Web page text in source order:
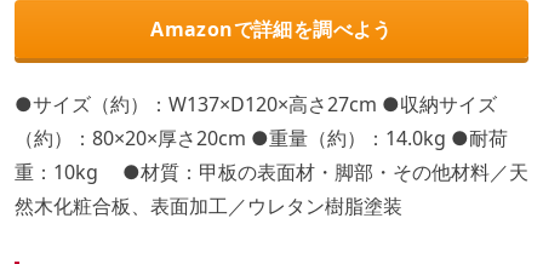
Amazonで詳細を調べよう
●サイズ（約）：W137×D120×高さ27cm ●収納サイズ
（約）：80×20×厚さ20cm ●重量（約）：14.0kg ●耐荷
重：10kg ●材質：甲板の表面材・脚部・その他材料／天
然木化粧合板、表面加工／ウレタン樹脂塗装